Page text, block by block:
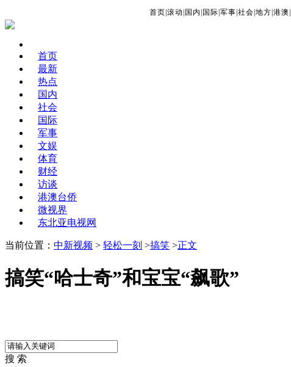
首页 滚动 国内 国际 军事 社会 地方 港澳
首页
最新
热点
国内
社会
国际
军事
文娱
体育
财经
访谈
港澳台侨
微视界
东北亚电视网
当前位置： 中新视频 > 轻松一刻 >搞笑 >正文
搞笑“哈士奇”和宝宝“飙歌”
搜 索